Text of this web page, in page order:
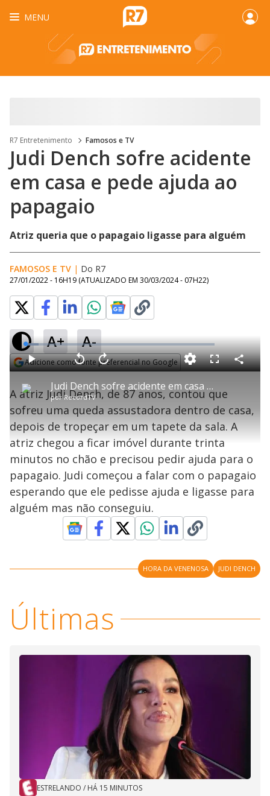
MENU
R7 Entretenimento Famosos e TV
Judi Dench sofre acidente
em casa e pede ajuda ao
papagaio
Atriz queria que o papagaio ligasse para alguém
FAMOSOS E TV | Do R7
27/01/2022 - 16H19 (ATUALIZADO EM 30/03/2024 - 07H22)
A+ A-
Adicione como fonte preferencial no Google
P
l
a
y
V
i
d
e
o
Judi Dench sofre acidente em casa e pede ajuda ao papagaio
por RecordTV
P V
t
a
r
0
e
g
u
n
d
o
s
A
n
a
1
s
e
u
n
o
s
M
u
L
o
a
d
e
.
1
6
%
F
s
c
e
n
C
o
i
l
A atriz Judi Dench, de 87 anos, contou que
sofreu uma queda assustadora dentro de casa,
depois de tropeçar em um tapete da sala. A
atriz chegou a ficar imóvel durante trinta
minutos no chão e precisou pedir ajuda para o
papagaio. Judi começou a falar com o papagaio
esperando que ele pedisse ajuda e ligasse para
alguém mas não conseguiu.
HORA DA VENENOSA JUDI DENCH
Últimas
ESTRELANDO / HÁ 15 MINUTOS